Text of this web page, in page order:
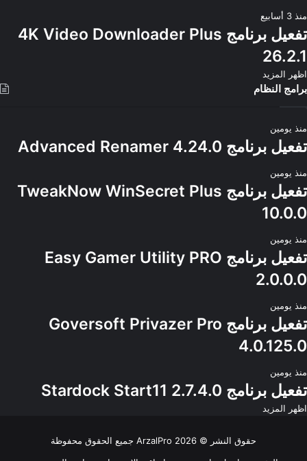
منذ 3 أسابيع
تفعيل برنامج 4K Video Downloader Plus
26.2.1
اظهر المزيد
برامج النظام
منذ يومين
تفعيل برنامج Advanced Renamer 4.24.0
منذ يومين
تفعيل برنامج TweakNow WinSecret Plus
10.0.0
منذ يومين
تفعيل برنامج Easy Gamer Utility PRO
2.0.0.0
منذ يومين
تفعيل برنامج Goversoft Privazer Pro
4.0.125.0
منذ يومين
تفعيل برنامج Stardock Start11 2.7.4.0
اظهر المزيد
حقوق النشر © 2026 ArzalPro جميع الحقوق محفوظة